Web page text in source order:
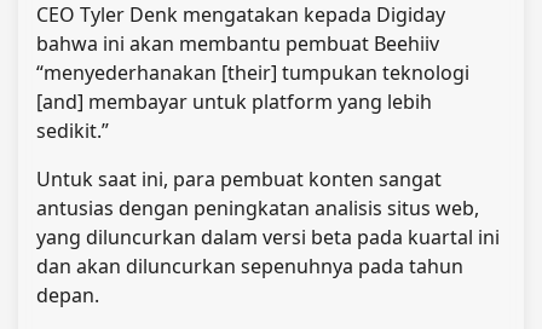
CEO Tyler Denk mengatakan kepada Digiday
bahwa ini akan membantu pembuat Beehiiv
“menyederhanakan [their] tumpukan teknologi
[and] membayar untuk platform yang lebih
sedikit.”
Untuk saat ini, para pembuat konten sangat
antusias dengan peningkatan analisis situs web,
yang diluncurkan dalam versi beta pada kuartal ini
dan akan diluncurkan sepenuhnya pada tahun
depan.